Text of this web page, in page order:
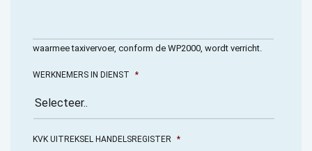
waarmee taxivervoer, conform de WP2000, wordt verricht.
WERKNEMERS IN DIENST *
KVK UITREKSEL HANDELSREGISTER *